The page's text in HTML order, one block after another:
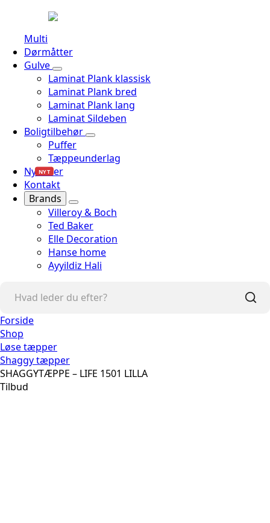
Multi
Dørmåtter
Gulve
Laminat Plank klassisk
Laminat Plank bred
Laminat Plank lang
Laminat Sildeben
Boligtilbehør
Puffer
Tæppeunderlag
Nyheder
NYT
Kontakt
Brands
Villeroy & Boch
Ted Baker
Elle Decoration
Hanse home
Ayyildiz Hali
Forside
Shop
Løse tæpper
Shaggy tæpper
SHAGGYTÆPPE – LIFE 1501 LILLA
Tilbud